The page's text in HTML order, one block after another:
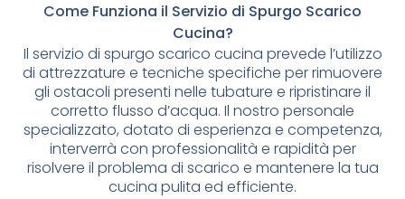
Come Funziona il Servizio di Spurgo Scarico
Cucina?
Il servizio di spurgo scarico cucina prevede l’utilizzo
di attrezzature e tecniche specifiche per rimuovere
gli ostacoli presenti nelle tubature e ripristinare il
corretto flusso d’acqua. Il nostro personale
specializzato, dotato di esperienza e competenza,
interverrà con professionalità e rapidità per
risolvere il problema di scarico e mantenere la tua
cucina pulita ed efficiente.